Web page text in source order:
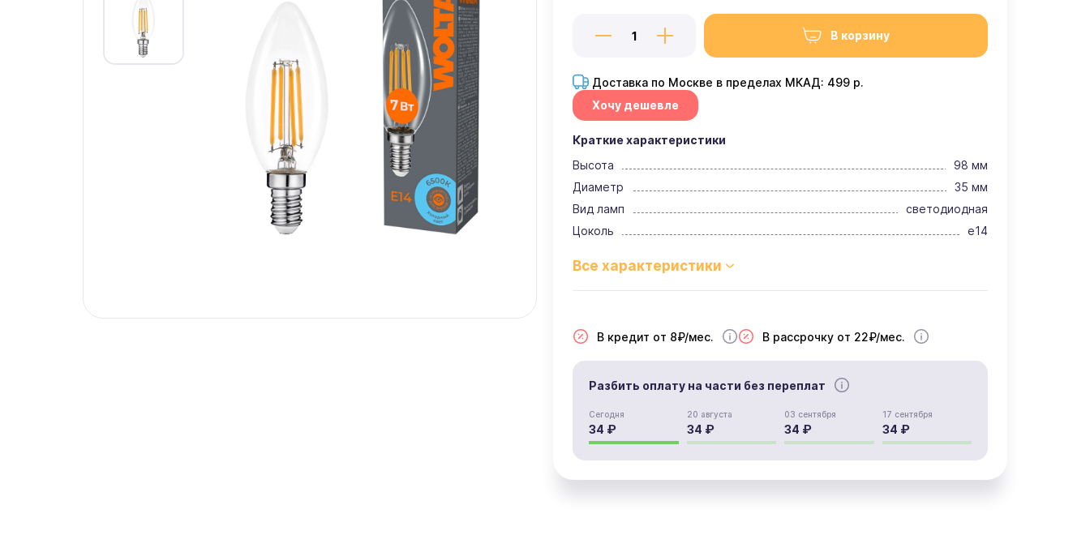
В корзину
Доставка по Москве в пределах МКАД: 499 р.
Хочу дешевле
Краткие характеристики
Высота
98 мм
Диаметр
35 мм
Вид ламп
светодиодная
Цоколь
e14
В кредит от 8₽/мес. В рассрочку от 22₽/мес.
Разбить оплату на части без переплат
Сегодня
34 ₽
20 августа
34 ₽
03 сентября
34 ₽
17 сентября
34 ₽